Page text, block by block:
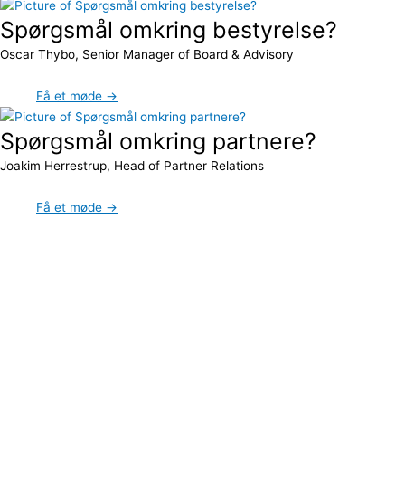
Spørgsmål omkring bestyrelse?
Oscar Thybo, Senior Manager of Board & Advisory
Få et møde →
Spørgsmål omkring partnere?
Joakim Herrestrup, Head of Partner Relations
Få et møde →